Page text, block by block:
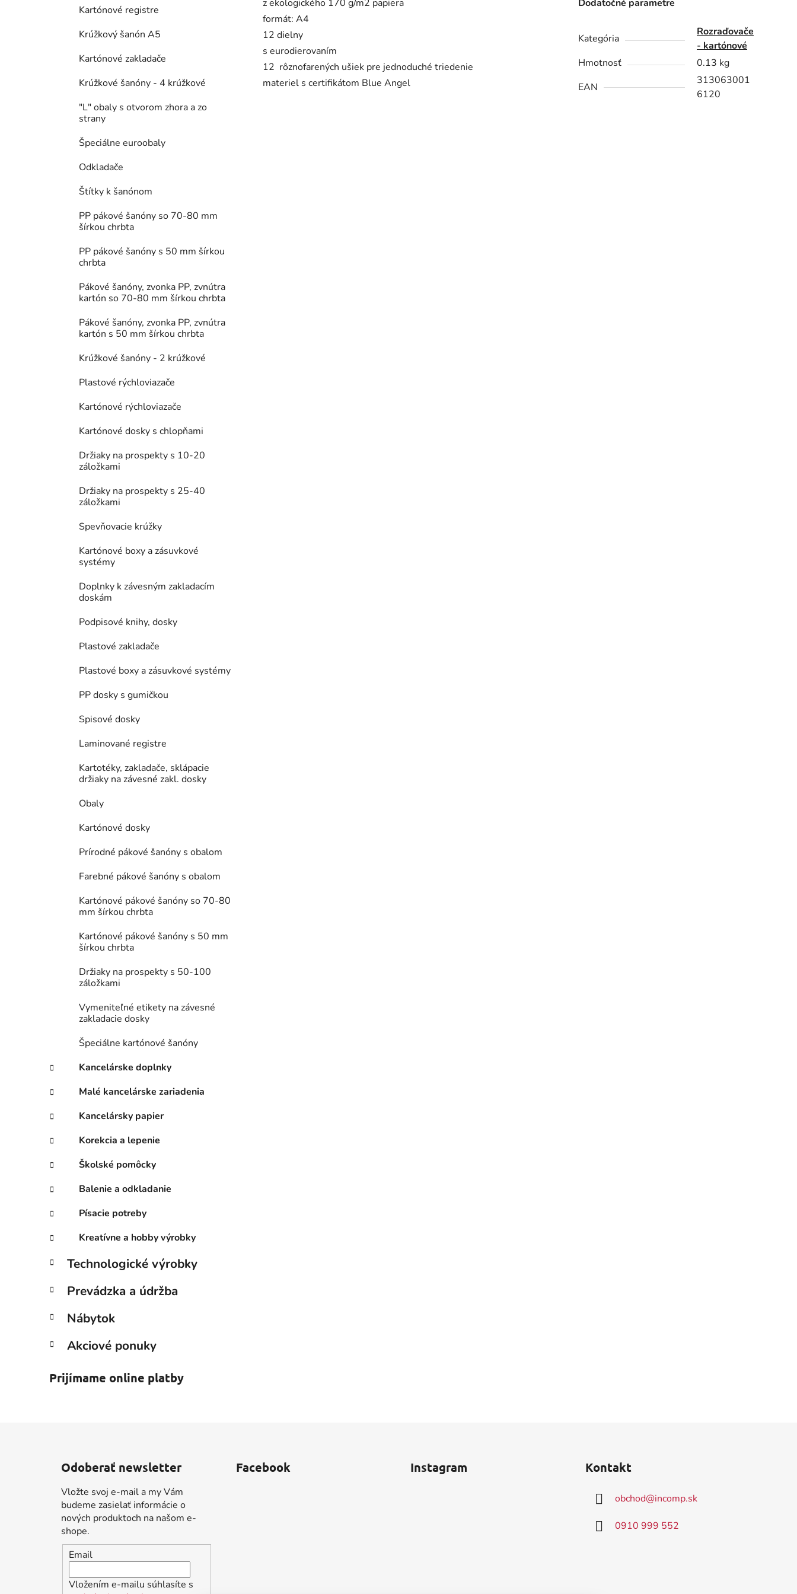
Kartónové registre
Krúžkový šanón A5
Kartónové zakladače
Krúžkové šanóny - 4 krúžkové
"L" obaly s otvorom zhora a zo
strany
Špeciálne euroobaly
Odkladače
Štítky k šanónom
PP pákové šanóny so 70-80 mm
šírkou chrbta
PP pákové šanóny s 50 mm šírkou
chrbta
Pákové šanóny, zvonka PP, zvnútra
kartón so 70-80 mm šírkou chrbta
Pákové šanóny, zvonka PP, zvnútra
kartón s 50 mm šírkou chrbta
Krúžkové šanóny - 2 krúžkové
Plastové rýchloviazače
Kartónové rýchloviazače
Kartónové dosky s chlopňami
Držiaky na prospekty s 10-20
záložkami
Držiaky na prospekty s 25-40
záložkami
Spevňovacie krúžky
Kartónové boxy a zásuvkové
systémy
Doplnky k závesným zakladacím
doskám
Podpisové knihy, dosky
Plastové zakladače
Plastové boxy a zásuvkové systémy
PP dosky s gumičkou
Spisové dosky
Laminované registre
Kartotéky, zakladače, sklápacie
držiaky na závesné zakl. dosky
Obaly
Kartónové dosky
Prírodné pákové šanóny s obalom
Farebné pákové šanóny s obalom
Kartónové pákové šanóny so 70-80
mm šírkou chrbta
Kartónové pákové šanóny s 50 mm
šírkou chrbta
Držiaky na prospekty s 50-100
záložkami
Vymeniteľné etikety na závesné
zakladacie dosky
Špeciálne kartónové šanóny
Kancelárske doplnky
Malé kancelárske zariadenia
Kancelársky papier
Korekcia a lepenie
Školské pomôcky
Balenie a odkladanie
Písacie potreby
Kreatívne a hobby výrobky
Technologické výrobky
Prevádzka a údržba
Nábytok
Akciové ponuky
Prijímame online platby
z ekologického 170 g/m2 papiera
formát: A4
12 dielny
s eurodierovaním
12 rôznofarených ušiek pre jednoduché triedenie
materiel s certifikátom Blue Angel
Dodatočné parametre
Kategória
Rozraďovače
- kartónové
Hmotnosť
0.13 kg
EAN
313063001
6120
Odoberať newsletter
Vložte svoj e-mail a my Vám
budeme zasielať informácie o
nových produktoch na našom e-
shope.
Email
Vložením e-mailu súhlasíte s
Facebook Instagram Kontakt
obchod@incomp.sk
0910 999 552